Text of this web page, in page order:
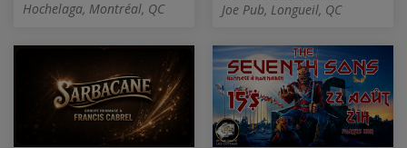
Hochelaga, Montréal, QC
Joe Pub, Longueil, QC